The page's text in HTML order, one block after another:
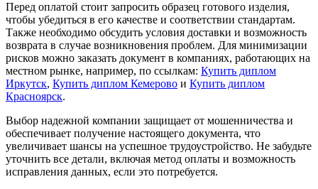
Перед оплатой стоит запросить образец готового изделия,
чтобы убедиться в его качестве и соответствии стандартам.
Также необходимо обсудить условия доставки и возможность
возврата в случае возникновения проблем. Для минимизации
рисков можно заказать документ в компаниях, работающих на
местном рынке, например, по ссылкам: Купить диплом
Иркутск, Купить диплом Кемерово и Купить диплом
Красноярск.
Выбор надежной компании защищает от мошенничества и
обеспечивает получение настоящего документа, что
увеличивает шансы на успешное трудоустройство. Не забудьте
уточнить все детали, включая метод оплаты и возможность
исправления данных, если это потребуется.